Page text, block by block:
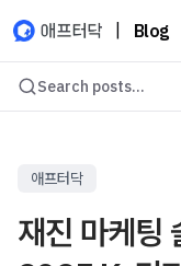
Blog
Search posts...
애프터닥
재진 마케팅